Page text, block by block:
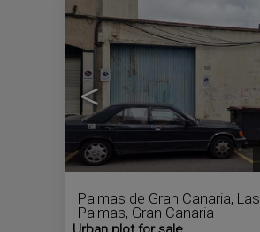
<
Palmas de Gran Canaria, Las
Palmas, Gran Canaria